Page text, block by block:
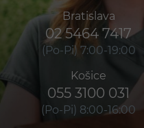
Bratislava
02 5464 7417
(Po-Pi) 7:00-19:00
Košice
055 3100 031
(Po-Pi) 8:00-16:00